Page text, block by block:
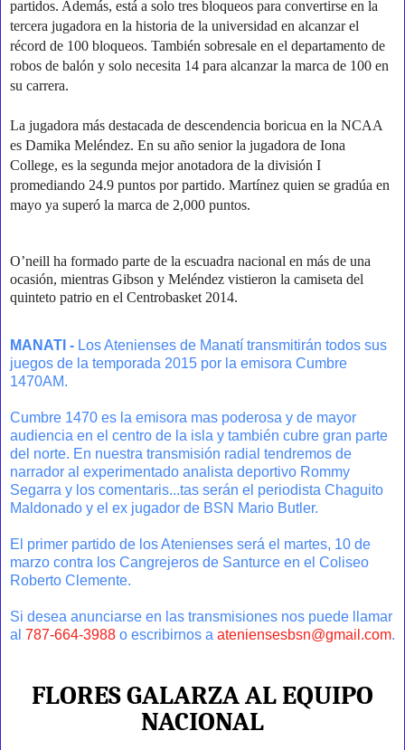
partidos. Además, está a solo tres bloqueos para convertirse en la
tercera jugadora en la historia de la universidad en alcanzar el
récord de 100 bloqueos. También sobresale en el departamento de
robos de balón y solo necesita 14 para alcanzar la marca de 100 en
su carrera.
La jugadora más destacada de descendencia boricua en la NCAA
es Damika Meléndez. En su año senior la jugadora de Iona
College, es la segunda mejor anotadora de la división I
promediando 24.9 puntos por partido. Martínez quien se gradúa en
mayo ya superó la marca de 2,000 puntos.
O’neill ha formado parte de la escuadra nacional en más de una
ocasión, mientras Gibson y Meléndez vistieron la camiseta del
quinteto patrio en el Centrobasket 2014.
MANATI - Los Atenienses de Manatí transmitirán todos sus
juegos de la temporada 2015 por la emisora Cumbre
1470AM.
Cumbre 1470 es la emisora mas poderosa y de mayor
audiencia en el centro de la isla y también cubre gran parte
del norte. En nuestra transmisión radial tendremos de
narrador al experimentado analista deportivo Rommy
Segarra y los comentaris...tas serán el periodista Chaguito
Maldonado y el ex jugador de BSN Mario Butler.
El primer partido de los Atenienses será el martes, 10 de
marzo contra los Cangrejeros de Santurce en el Coliseo
Roberto Clemente.
Si desea anunciarse en las transmisiones nos puede llamar
al 787-664-3988 o escribirnos a ateniensesbsn@gmail.com.
FLORES GALARZA AL EQUIPO
NACIONAL